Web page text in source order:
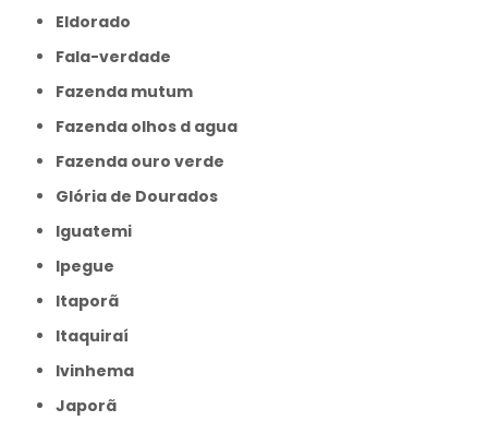
Eldorado
Fala-verdade
Fazenda mutum
Fazenda olhos d agua
Fazenda ouro verde
Glória de Dourados
Iguatemi
Ipegue
Itaporã
Itaquiraí
Ivinhema
Japorã